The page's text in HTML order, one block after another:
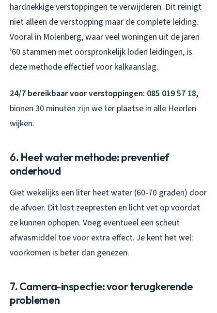
hardnekkige verstoppingen te verwijderen. Dit reinigt
niet alleen de verstopping maar de complete leiding.
Vooral in Molenberg, waar veel woningen uit de jaren
’60 stammen met oorspronkelijk loden leidingen, is
deze methode effectief voor kalkaanslag.
24/7 bereikbaar voor verstoppingen: 085 019 57 18,
binnen 30 minuten zijn we ter plaatse in alle Heerlen
wijken.
6. Heet water methode: preventief
onderhoud
Giet wekelijks een liter heet water (60-70 graden) door
de afvoer. Dit lost zeepresten en licht vet op voordat
ze kunnen ophopen. Voeg eventueel een scheut
afwasmiddel toe voor extra effect. Je kent het wel:
voorkomen is beter dan genezen.
7. Camera-inspectie: voor terugkerende
problemen